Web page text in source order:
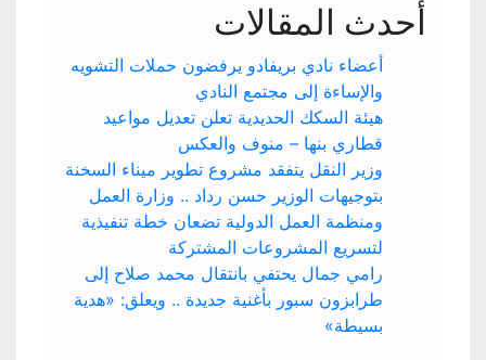
أحدث المقالات
أعضاء نادي بريفادو يرفضون حملات التشويه
والإساءة إلى مجتمع النادي
هيئة السكك الحديدية تعلن تعديل مواعيد
قطاري بنها – منوف والعكس
وزير النقل يتفقد مشروع تطوير ميناء السخنة
بتوجيهات الوزير حسن رداد .. وزارة العمل
ومنظمة العمل الدولية تضعان خطة تنفيذية
لتسريع المشروعات المشتركة
رامي جمال يحتفي بانتقال محمد صلاح إلى
طرابزون سبور بأغنية جديدة .. ويعلق: «هدية
بسيطة»